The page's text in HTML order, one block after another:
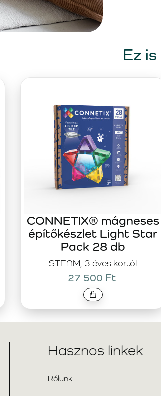
Ez
STEAM, 3 éves kortól
CONNETIX® mágneses
építőkészlet Light Star
Pack 28 db
27 500 Ft
Hasznos linkek
Rólunk